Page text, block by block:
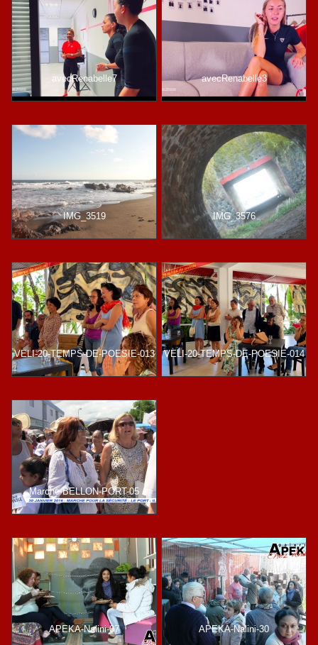
avecRenabelle7 avecRenabelle3
IMG_3519 IMG_3576
VELI-20-TEMPS-DE-POESIE-013 VELI-20-TEMPS-DE-POESIE-014
Marche-BELLON-PORT-05
APEKA-Nalini-07 APEKA-Nalini-30